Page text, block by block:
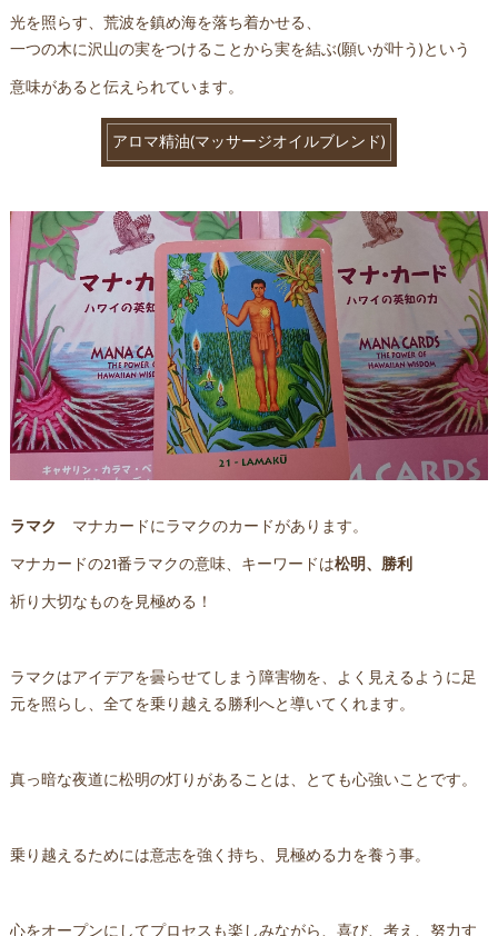
光を照らす、荒波を鎮め海を落ち着かせる、
一つの木に沢山の実をつけることから実を結ぶ(願いが叶う)という
意味があると伝えられています。
アロマ精油(マッサージオイルブレンド)
ラマク マナカードにラマクのカードがあります。
マナカードの21番ラマクの意味、キーワードは松明、勝利
祈り大切なものを見極める！
ラマクはアイデアを曇らせてしまう障害物を、よく見えるように足
元を照らし、全てを乗り越える勝利へと導いてくれます。
真っ暗な夜道に松明の灯りがあることは、とても心強いことです。
乗り越えるためには意志を強く持ち、見極める力を養う事。